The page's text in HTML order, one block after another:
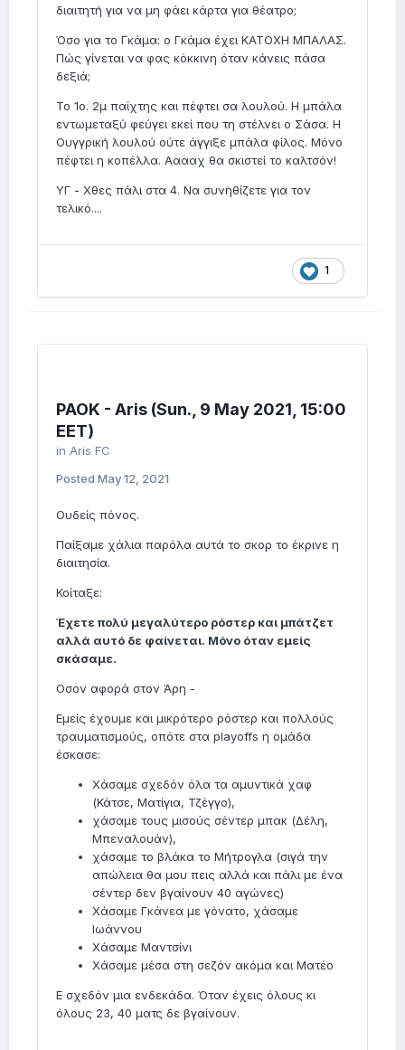
διαιτητή για να μη φάει κάρτα για θέατρο;
Όσο για το Γκάμα: ο Γκάμα έχει ΚΑΤΟΧΗ ΜΠΑΛΑΣ.
Πώς γίνεται να φας κόκκινη όταν κάνεις πάσα
δεξιά;
Το 1ο. 2μ παίχτης και πέφτει σα λουλού. Η μπάλα
εντωμεταξύ φεύγει εκεί που τη στέλνει ο Σάσα. Η
Ουγγρική λουλού ούτε άγγιξε μπάλα φίλος. Μόνο
πέφτει η κοπέλλα. Ααααχ θα σκιστεί το καλτσόν!
ΥΓ - Χθες πάλι στα 4. Να συνηθίζετε για τον
τελικό....
1
PAOK - Aris (Sun., 9 May 2021, 15:00
EET)
in Aris FC
Posted May 12, 2021
Ουδείς πόνος.
Παίξαμε χάλια παρόλα αυτά το σκορ το έκρινε η
διαιτησία.
Κοίταξε:
Έχετε πολύ μεγαλύτερο ρόστερ και μπάτζετ
αλλά αυτό δε φαίνεται. Mόνο όταν εμείς
σκάσαμε.
Οσον αφορά στον Άρη -
Εμείς έχουμε και μικρότερο ρόστερ και πολλούς
τραυματισμούς, οπότε στα playoffs η ομάδα
έσκασε:
Χάσαμε σχεδόν όλα τα αμυντικά χαφ
(Κάτσε, Ματίγια, Τζέγγο),
χάσαμε τους μισούς σέντερ μπακ (Δέλη,
Μπεναλουάν),
χάσαμε το βλάκα το Μήτρογλα (σιγά την
απώλεια θα μου πεις αλλά και πάλι με ένα
σέντερ δεν βγαίνουν 40 αγώνες)
Χάσαμε Γκάνεα με γόνατο, χάσαμε
Ιωάννου
Χάσαμε Μαντσίνι
Χάσαμε μέσα στη σεζόν ακόμα και Ματέο
Ε σχεδόν μια ενδεκάδα. Όταν έχεις όλους κι
όλους 23, 40 ματς δε βγαίνουν.